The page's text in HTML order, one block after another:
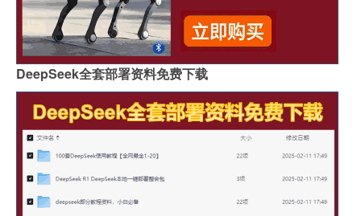
DeepSeek全套部署资料免费下载